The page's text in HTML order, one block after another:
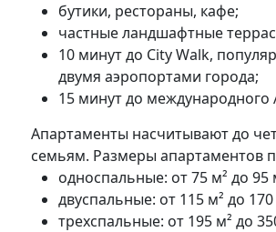
бутики, рестораны, кафе;
частные ландшафтные
10 минут до City Walk,
двумя аэропортами города;
15 минут до международного
Апартаменты насчитывают до
семьям. Размеры апартаментов
односпальные: от 75 м² до 95
двуспальные: от 115 м² до 170
трехспальные: от 195 м² до